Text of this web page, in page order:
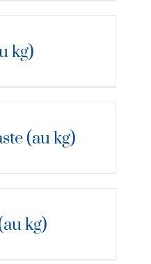
kg)
(au kg)
kg)